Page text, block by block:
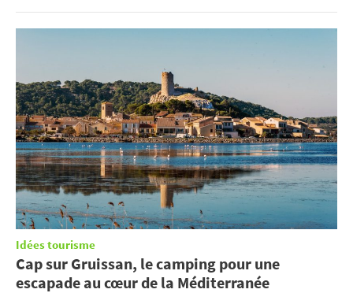
Idées tourisme
Cap sur Gruissan, le camping pour une
escapade au cœur de la Méditerranée